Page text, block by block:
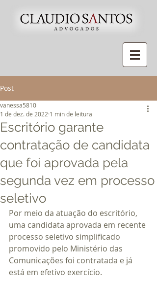
Post
Escritório garante
contratação de candidata
que foi aprovada pela
segunda vez em processo
seletivo
vanessa5810
1 de dez. de 2022 1 min de leitura
Por meio da atuação do escritório,
uma candidata aprovada em recente
processo seletivo simplificado
promovido pelo Ministério das
Comunicações foi contratada e já
está em efetivo exercício.